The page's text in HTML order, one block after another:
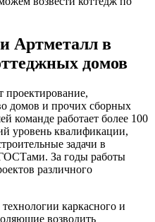
Артметалл в
домов
домов и прочих сборных
команде работает более 100
уровень квалификации,
задачи в
За годы работы
различного
каркасного и
возводить